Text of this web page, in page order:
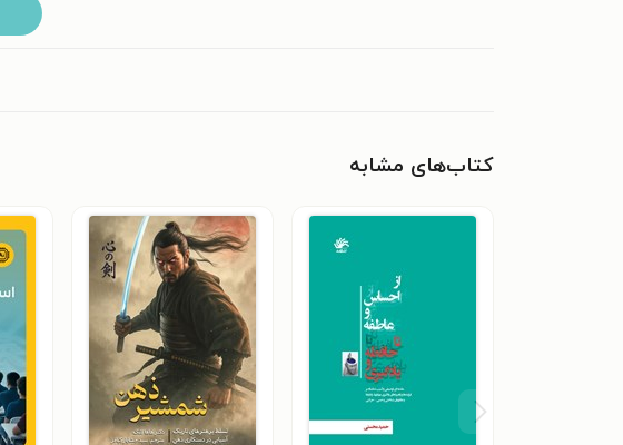
کتاب‌های مشابه